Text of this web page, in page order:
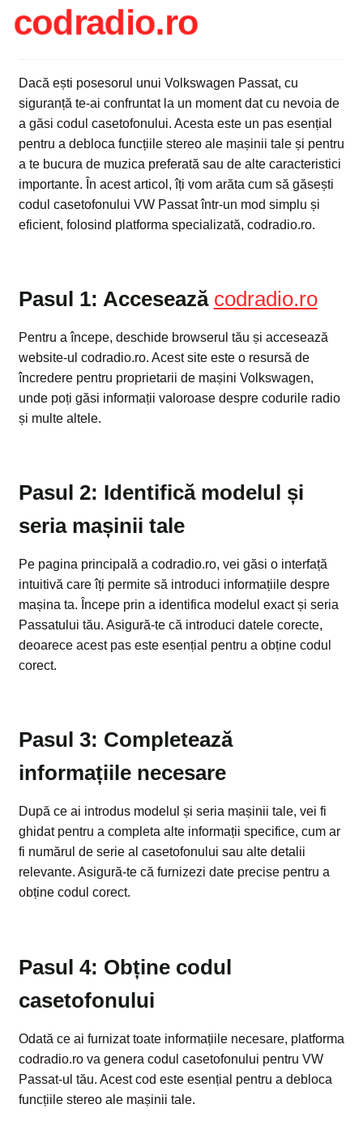
Intrebari si raspunsuri
Plată
Politica de utilizare cookie
Privacy Policy
codradio.ro
Dacă ești posesorul unui Volkswagen Passat, cu
siguranță te-ai confruntat la un moment dat cu nevoia de
a găsi codul casetofonului. Acesta este un pas esențial
pentru a debloca funcțiile stereo ale mașinii tale și pentru
a te bucura de muzica preferată sau de alte caracteristici
importante. În acest articol, îți vom arăta cum să găsești
codul casetofonului VW Passat într-un mod simplu și
eficient, folosind platforma specializată, codradio.ro.
Pasul 1: Accesează codradio.ro
Pentru a începe, deschide browserul tău și accesează
website-ul codradio.ro. Acest site este o resursă de
încredere pentru proprietarii de mașini Volkswagen,
unde poți găsi informații valoroase despre codurile radio
și multe altele.
Pasul 2: Identifică modelul și
seria mașinii tale
Pe pagina principală a codradio.ro, vei găsi o interfață
intuitivă care îți permite să introduci informațiile despre
mașina ta. Începe prin a identifica modelul exact și seria
Passatului tău. Asigură-te că introduci datele corecte,
deoarece acest pas este esențial pentru a obține codul
corect.
Pasul 3: Completează
informațiile necesare
După ce ai introdus modelul și seria mașinii tale, vei fi
ghidat pentru a completa alte informații specifice, cum ar
fi numărul de serie al casetofonului sau alte detalii
relevante. Asigură-te că furnizezi date precise pentru a
obține codul corect.
Pasul 4: Obține codul
casetofonului
Odată ce ai furnizat toate informațiile necesare, platforma
codradio.ro va genera codul casetofonului pentru VW
Passat-ul tău. Acest cod este esențial pentru a debloca
funcțiile stereo ale mașinii tale.